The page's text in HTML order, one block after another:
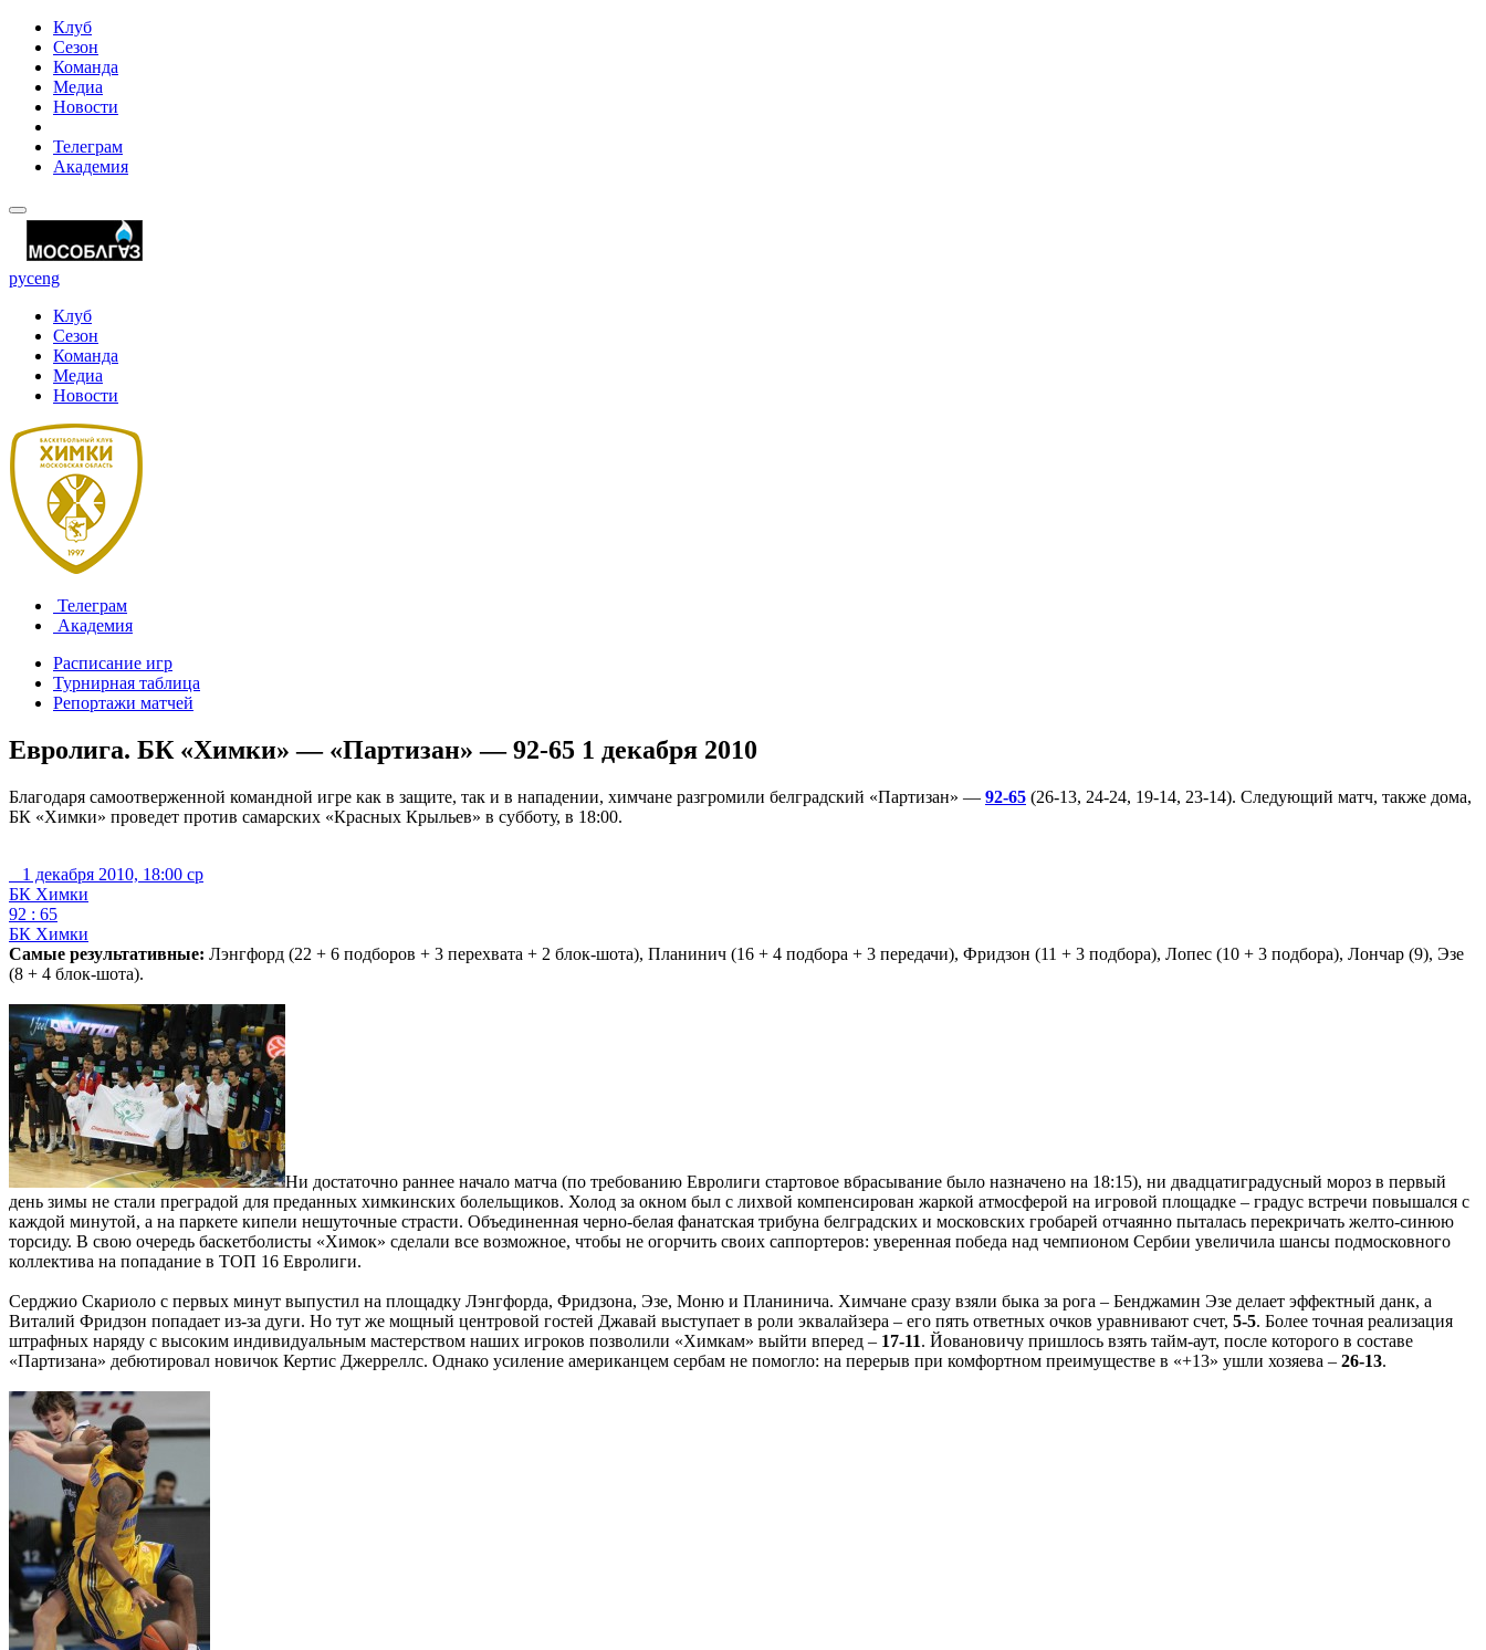
Клуб
Сезон
Команда
Медиа
Новости
Телеграм
Академия
русeng
Клуб
Сезон
Команда
Медиа
Новости
Телеграм
Академия
Расписание игр
Турнирная таблица
Репортажи матчей
Евролига. БК «Химки» — «Партизан» — 92-65 1 декабря 2010
Благодаря самоотверженной командной игре как в защите, так и в нападении, химчане разгромили белградский «Партизан» — 92-65 (26-13, 24-24, 19-14, 23-14). Следующий матч, также дома,
БК «Химки» проведет против самарских «Красных Крыльев» в субботу, в 18:00.
1 декабря 2010, 18:00 ср
БК Химки
92 : 65
БК Химки
Самые результативные: Лэнгфорд (22 + 6 подборов + 3 перехвата + 2 блок-шота), Планинич (16 + 4 подбора + 3 передачи), Фридзон (11 + 3 подбора), Лопес (10 + 3 подбора), Лончар (9), Эзе
(8 + 4 блок-шота).
Ни достаточно раннее начало матча (по требованию Евролиги стартовое вбрасывание было назначено на 18:15), ни двадцатиградусный мороз в первый
день зимы не стали преградой для преданных химкинских болельщиков. Холод за окном был с лихвой компенсирован жаркой атмосферой на игровой площадке – градус встречи повышался с
каждой минутой, а на паркете кипели нешуточные страсти. Объединенная черно-белая фанатская трибуна белградских и московских гробарей отчаянно пыталась перекричать желто-синюю
торсиду. В свою очередь баскетболисты «Химок» сделали все возможное, чтобы не огорчить своих саппортеров: уверенная победа над чемпионом Сербии увеличила шансы подмосковного
коллектива на попадание в ТОП 16 Евролиги.
Серджио Скариоло с первых минут выпустил на площадку Лэнгфорда, Фридзона, Эзе, Моню и Планинича. Химчане сразу взяли быка за рога – Бенджамин Эзе делает эффектный данк, а
Виталий Фридзон попадает из-за дуги. Но тут же мощный центровой гостей Джавай выступает в роли эквалайзера – его пять ответных очков уравнивают счет, 5-5. Более точная реализация
штрафных наряду с высоким индивидуальным мастерством наших игроков позволили «Химкам» выйти вперед – 17-11. Йовановичу пришлось взять тайм-аут, после которого в составе
«Партизана» дебютировал новичок Кертис Джерреллс. Однако усиление американцем сербам не помогло: на перерыв при комфортном преимуществе в «+13» ушли хозяева – 26-13.